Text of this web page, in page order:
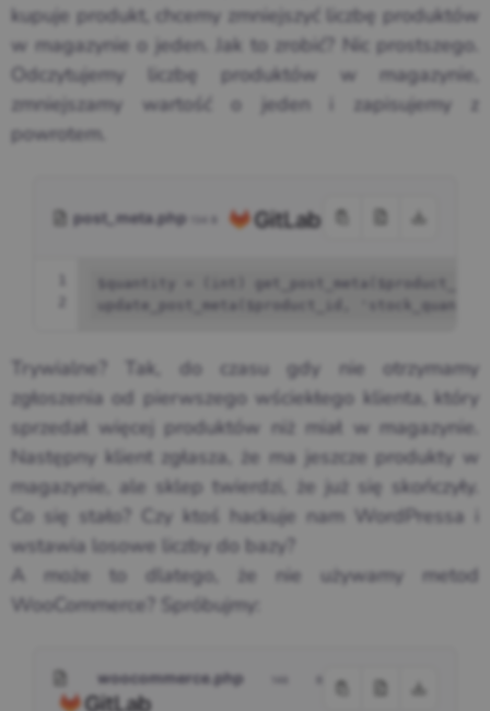
kupuje produkt, chcemy zmniejszyć liczbę produktów
w magazynie o jeden. Jak to zrobić? Nic prostszego.
Odczytujemy liczbę produktów w magazynie,
zmniejszamy wartość o jeden i zapisujemy z
powrotem.
post_meta.php
$quantity get_post_meta
update_post_meta
Trywialne? Tak, do czasu gdy nie otrzymamy
zgłoszenia od pierwszego wściekłego klienta, który
sprzedał więcej produktów niż miał w magazynie.
Następny klient zgłasza, że ma jeszcze produkty w
magazynie, ale sklep twierdzi, że już się skończyły.
Co się stało? Czy ktoś hackuje nam WordPressa i
wstawia losowe liczby do bazy?
A może to dlatego, że nie używamy metod
WooCommerce? Spróbujmy:
woocommerce.php